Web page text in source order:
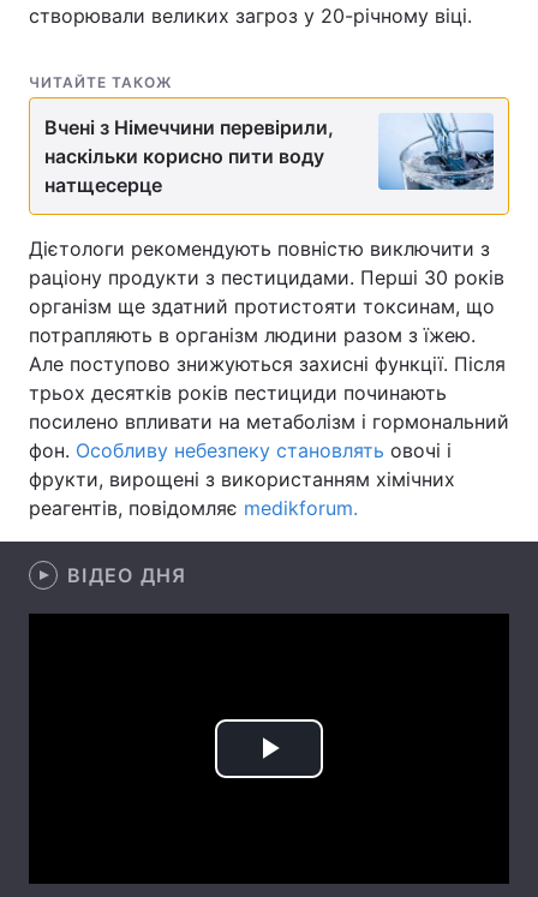
Економіка Світ
Техно і зв'язок
Зброя Інциденти
Цікавинки Погода
Екологія Регіони
Лонгріди
Відео з Youtube Статті
Інтерв'ю Думки
Архів
Контакти
створювали великих загроз у 20-річному віці.
ЧИТАЙТЕ ТАКОЖ
Вчені з Німеччини перевірили,
наскільки корисно пити воду
натщесерце
Дієтологи рекомендують повністю виключити з
раціону продукти з пестицидами. Перші 30 років
організм ще здатний протистояти токсинам, що
потрапляють в організм людини разом з їжею.
Але поступово знижуються захисні функції. Після
трьох десятків років пестициди починають
посилено впливати на метаболізм і гормональний
фон. Особливу небезпеку становлять овочі і
фрукти, вирощені з використанням хімічних
реагентів, повідомляє medikforum.
ВІДЕО ДНЯ
Play